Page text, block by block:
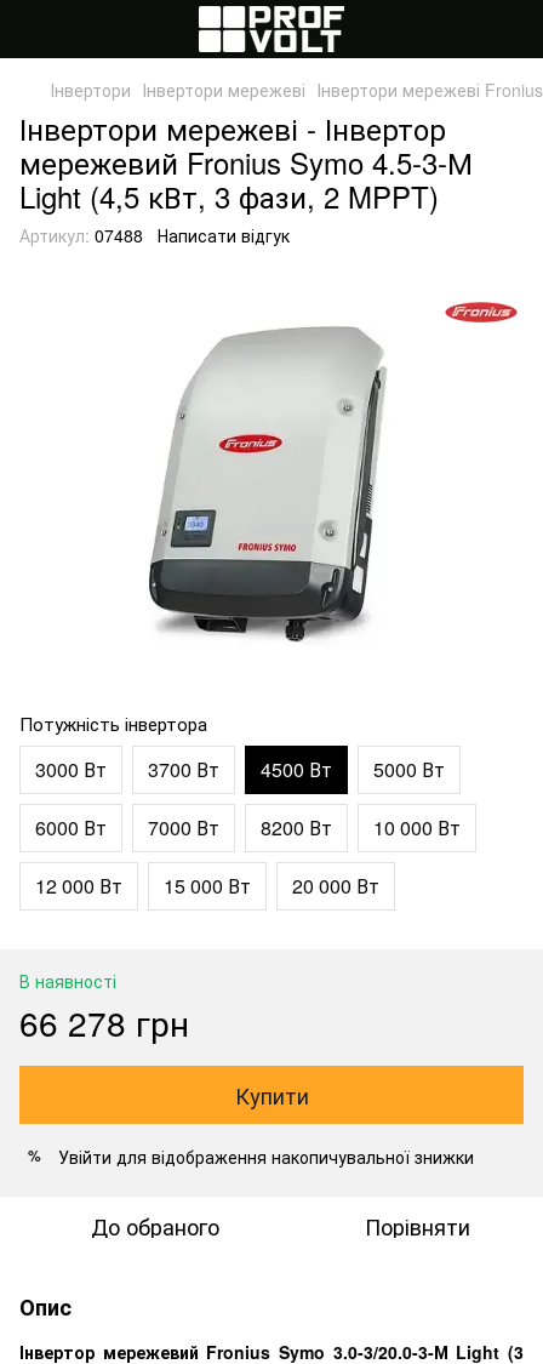
Інвертори Інвертори мережеві Інвертори мережеві Fronius
Інвертори мережеві - Інвертор
мережевий Fronius Symo 4.5-3-М
Light (4,5 кВт, 3 фази, 2 MPPT)
Артикул: 07488 Написати відгук
Потужність інвертора
3000 Вт 3700 Вт 4500 Вт 5000 Вт
6000 Вт 7000 Вт 8200 Вт 10 000 Вт
12 000 Вт 15 000 Вт 20 000 Вт
В наявності
66 278 грн
Купити
% Увійти для відображення накопичувальної знижки
До обраного Порівняти
Опис
Інвертор мережевий Fronius Symo 3.0-3/20.0-3-М Light (3